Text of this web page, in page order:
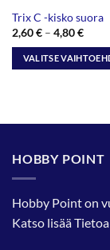
Trix C -kisko suora
2,60€ – 4,80€
-
4,80
VALITSE
useampi
Voit
tehdä
tuotteen
sivulla.
HOBBY POINT
Hobby Point on
Katso lisää